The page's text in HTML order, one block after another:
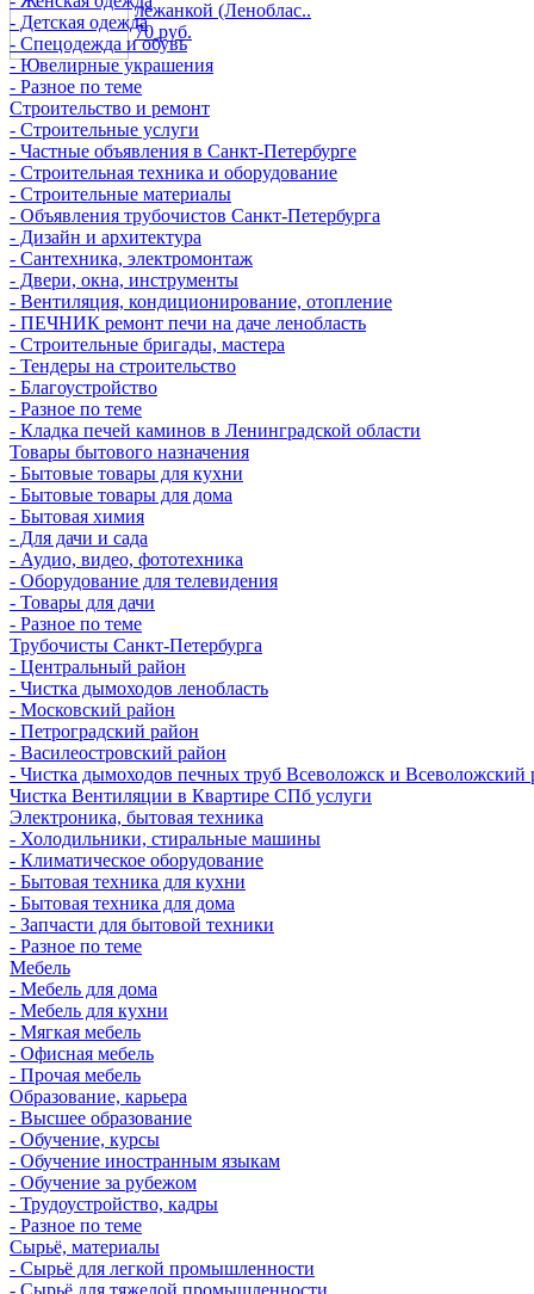
лежанкой (Леноблас..
70 руб.
- Детская одежда
- Спецодежда и обувь
- Ювелирные украшения
- Разное по теме
Строительство и ремонт
- Строительные услуги
- Частные объявления в Санкт-Петербурге
- Строительная техника и оборудование
- Строительные материалы
- Объявления трубочистов Санкт-Петербурга
- Дизайн и архитектура
- Сантехника, электромонтаж
- Двери, окна, инструменты
- Вентиляция, кондиционирование, отопление
- ПЕЧНИК ремонт печи на даче ленобласть
- Строительные бригады, мастера
- Тендеры на строительство
- Благоустройство
- Разное по теме
- Кладка печей каминов в Ленинградской области
Товары бытового назначения
- Бытовые товары для кухни
- Бытовые товары для дома
- Бытовая химия
- Для дачи и сада
- Аудио, видео, фототехника
- Оборудование для телевидения
- Товары для дачи
- Разное по теме
Трубочисты Санкт-Петербурга
- Центральный район
- Чистка дымоходов ленобласть
- Московский район
- Петроградский район
- Василеостровский район
- Чистка дымоходов печных труб Всеволожск и Всеволожский
Чистка Вентиляции в Квартире СПб услуги
Электроника, бытовая техника
- Холодильники, стиральные машины
- Климатическое оборудование
- Бытовая техника для кухни
- Бытовая техника для дома
- Запчасти для бытовой техники
- Разное по теме
Мебель
- Мебель для дома
- Мебель для кухни
- Мягкая мебель
- Офисная мебель
- Прочая мебель
Образование, карьера
- Высшее образование
- Обучение, курсы
- Обучение иностранным языкам
- Обучение за рубежом
- Трудоустройство, кадры
- Разное по теме
Сырьё, материалы
- Сырьё для легкой промышленности
- Сырьё для тяжелой промышленности